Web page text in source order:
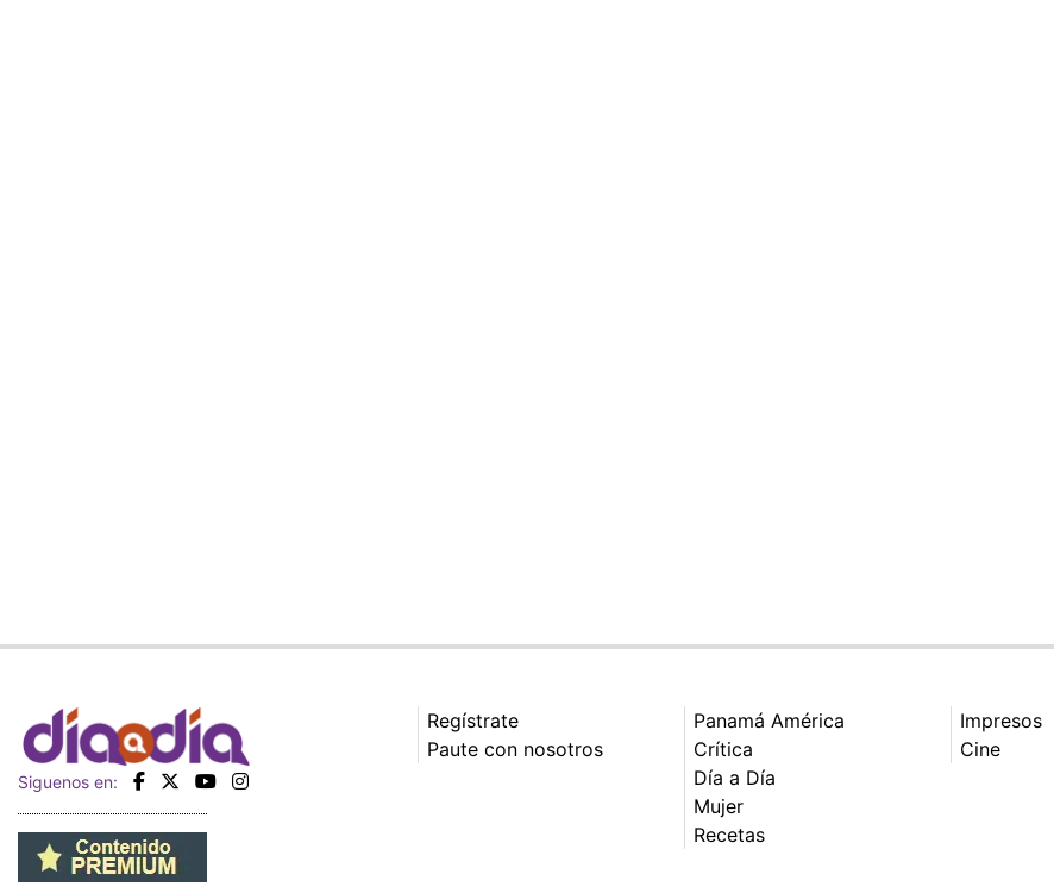
Siguenos en:
Regístrate
Paute con nosotros
Panamá América
Crítica
Día a Día
Mujer
Recetas
Impresos
Cine